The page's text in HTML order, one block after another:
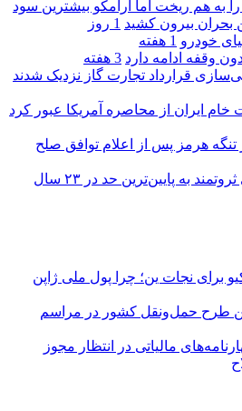
به هم ریخت اما آرامکو بیشترین سود
بحران بیرون کشید 1 روز
خودرو 1 هفته
وقفه ادامه دارد 3 هفته
قرارداد تجارت گاز نزدیک شدند
تنگه هرمز پس از اعلام توافق صلح
ذخایر نفت کشورهای ثروتمند به پایین‌ترین حد در ۲۳ سال
برای نجات ین؛ چرا پول ملی ژاپن
طرح حمل‌ونقل کشور در مراسم
مالیاتی در انتظار مجوز